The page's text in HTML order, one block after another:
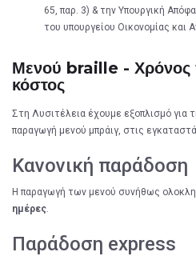
65, παρ. 3) & την Υπουργική
του υπουργείου Οικονομίας και
Μενού braille -
κόστος
Στη Λυσιτέλεια έχουμε εξοπλισμό για
παραγωγή μενού μπράιγ, στις
Κανονική παράδοση
Η παραγωγή των μενού συνήθως
ημέρες.
Παράδοση express